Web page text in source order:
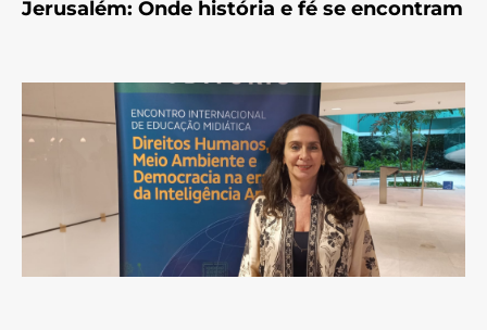
Jerusalém: Onde história e fé se encontram